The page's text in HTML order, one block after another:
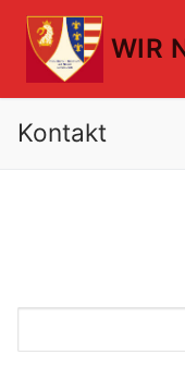
Zum
Inhalt
springen
WIR
Kontakt